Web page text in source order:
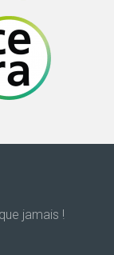
jamais !